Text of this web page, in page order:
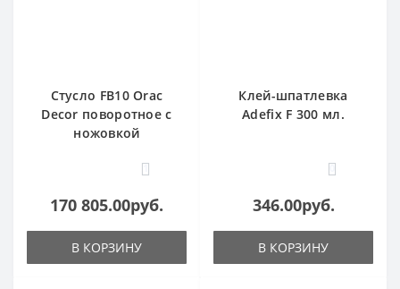
Стусло FB10 Orac
Decor поворотное с
ножовкой
1
170 805.00руб.
В КОРЗИНУ
Клей-шпатлевка
Adefix F 300 мл.
0
346.00руб.
В КОРЗИНУ